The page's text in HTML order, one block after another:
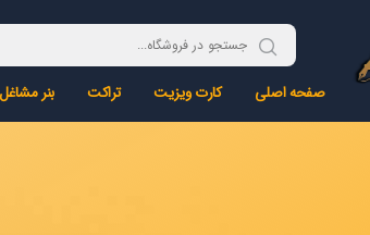
صفحه اصلی کارت ویزیت تراکت بنر مشاغل